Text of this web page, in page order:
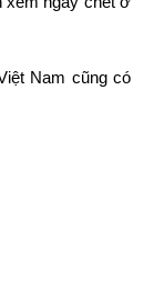
Nam cũng có